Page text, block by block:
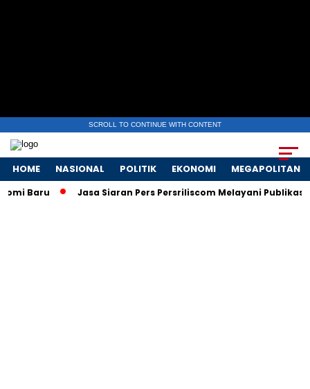
SCROLL TO CONTINUE WITH CONTENT
HOME NASIONAL POLITIK EKONOMI MEGAPOLITAN
Baru Jasa Siaran Pers Persriliscom Melayani Publikasi